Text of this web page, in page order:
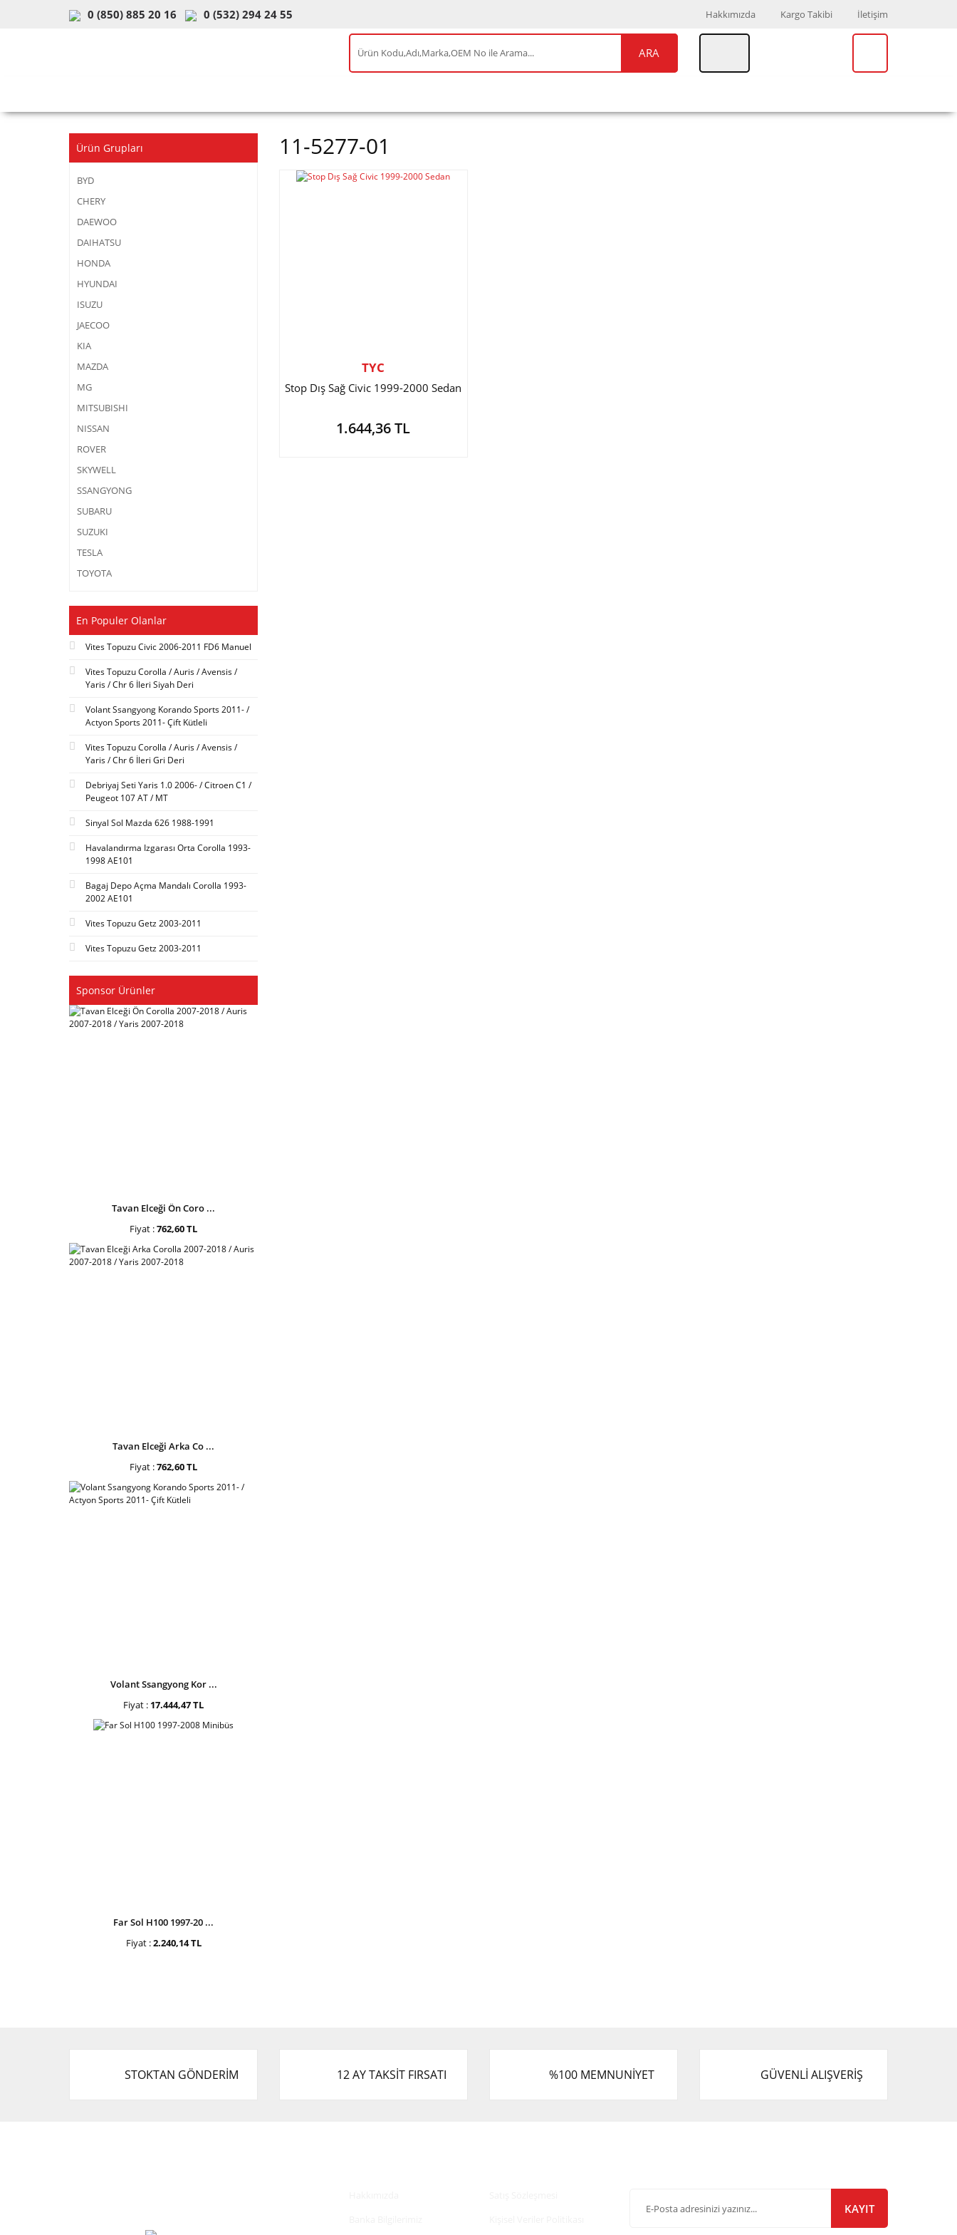
0 (850) 885 20 16 0 (532) 294 24 55 Hakkımızda Kargo Takibi İletişim
ARA
Ürün Grupları
BYD
CHERY
DAEWOO
DAIHATSU
HONDA
HYUNDAI
ISUZU
JAECOO
KIA
MAZDA
MG
MITSUBISHI
NISSAN
ROVER
SKYWELL
SSANGYONG
SUBARU
SUZUKI
TESLA
TOYOTA
En Populer Olanlar
Vites Topuzu Civic 2006-2011 FD6 Manuel
Vites Topuzu Corolla / Auris / Avensis /
Yaris / Chr 6 İleri Siyah Deri
Volant Ssangyong Korando Sports 2011- /
Actyon Sports 2011- Çift Kütleli
Vites Topuzu Corolla / Auris / Avensis /
Yaris / Chr 6 İleri Gri Deri
Debriyaj Seti Yaris 1.0 2006- / Citroen C1 /
Peugeot 107 AT / MT
Sinyal Sol Mazda 626 1988-1991
Havalandırma Izgarası Orta Corolla 1993-
1998 AE101
Bagaj Depo Açma Mandalı Corolla 1993-
2002 AE101
Vites Topuzu Getz 2003-2011
Vites Topuzu Getz 2003-2011
Sponsor Ürünler
Tavan Elceği Ön Coro ...
Fiyat :762,60 TL
Tavan Elceği Arka Co ...
Fiyat :762,60 TL
Volant Ssangyong Kor ...
Fiyat : 17.444,47 TL
Far Sol H100 1997-20 ...
Fiyat :2.240,14 TL
11-5277-01
TYC
Stop Dış Sağ Civic 1999-2000 Sedan
1.644,36 TL
STOKTAN GÖNDERİM 12 AY TAKSİT FIRSATI %100 MEMNUNİYET GÜVENLİ ALIŞVERİŞ
KAYIT